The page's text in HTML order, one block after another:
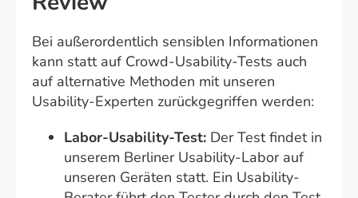
Bei außerordentlich sensiblen Informationen
kann statt auf Crowd-Usability-Tests auch
auf alternative Methoden mit unseren
Usability-Experten zurückgegriffen werden:
Labor-Usability-Test: Der Test findet in
unserem Berliner Usability-Labor auf
unseren Geräten statt. Ein Usability-